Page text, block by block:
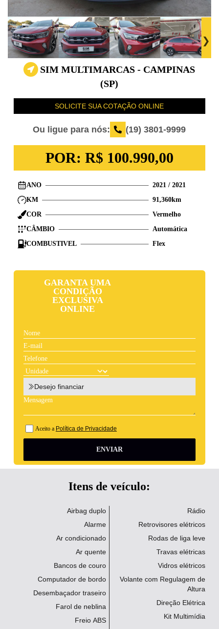
SIM MULTIMARCAS - CAMPINAS
(SP)
SOLICITE SUA COTAÇÃO ONLINE
Ou ligue para nós: (19) 3801-9999
POR: R$ 100.990,00
ANO 2021/ 2021
KM
91,360km
COR
Vermelho
CÂMBIO
Automática
COMBUSTIVEL
Flex
GARANTA UMA
CONDIÇÃO
EXCLUSIVA
ONLINE
Desejo financiar
Aceito a Política de Privacidade
ENVIAR
Itens de veículo:
Airbag duplo
Alarme
Ar condicionado
Ar quente
Bancos de couro
Computador de bordo
Desembaçador traseiro
Farol de neblina
Freio ABS
Rádio
Retrovisores elétricos
Rodas de liga leve
Travas elétricas
Vidros elétricos
Volante com Regulagem de
Altura
Direção Elétrica
Kit Multimídia